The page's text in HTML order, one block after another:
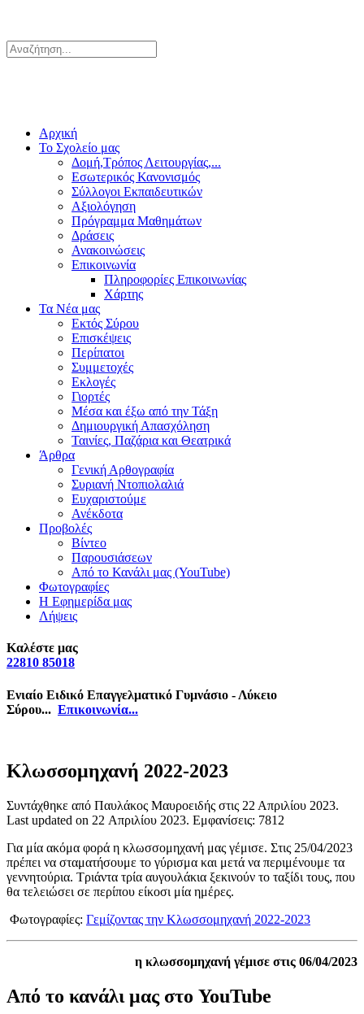
Αρχική
Το Σχολείο μας
Δομή,Τρόπος Λειτουργίας,...
Εσωτερικός Κανονισμός
Σύλλογοι Εκπαιδευτικών
Αξιολόγηση
Πρόγραμμα Μαθημάτων
Δράσεις
Ανακοινώσεις
Επικοινωνία
Πληροφορίες Επικοινωνίας
Χάρτης
Τα Νέα μας
Εκτός Σύρου
Επισκέψεις
Περίπατοι
Συμμετοχές
Εκλογές
Γιορτές
Μέσα και έξω από την Τάξη
Δημιουργική Απασχόληση
Ταινίες, Παζάρια και Θεατρικά
Άρθρα
Γενική Αρθογραφία
Συριανή Ντοπιολαλιά
Ευχαριστούμε
Ανέκδοτα
Προβολές
Βίντεο
Παρουσιάσεων
Από το Κανάλι μας (YouTube)
Φωτογραφίες
Η Εφημερίδα μας
Λήψεις
Καλέστε μας
22810 85018
Ενιαίο Ειδικό Επαγγελματικό Γυμνάσιο - Λύκειο
Σύρου... Επικοινωνία...
Κλωσσομηχανή 2022-2023
Συντάχθηκε από Παυλάκος Μαυροειδής στις 22 Απριλίου 2023.
Last updated on 22 Απριλίου 2023. Εμφανίσεις: 7812
Για μία ακόμα φορά η κλωσσομηχανή μας γέμισε. Στις 25/04/2023
πρέπει να σταματήσουμε το γύρισμα και μετά να περιμένουμε τα
γεννητούρια. Τριάντα τρία αυγουλάκια ξεκινούν το ταξίδι τους, που
θα τελειώσει σε περίπου είκοσι μία ημέρες.
Φωτογραφίες: Γεμίζοντας την Κλωσσομηχανή 2022-2023
η κλωσσομηχανή γέμισε στις 06/04/2023
Από το κανάλι μας στο YouTube